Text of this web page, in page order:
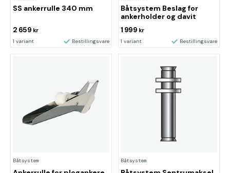
SS ankerrulle 340 mm
2 659 kr
1 variant Bestillingsvare
Båtsystem Beslag for
ankerholder og davit
1 999 kr
1 variant Bestillingsvare
Båtsystem Båtsystem